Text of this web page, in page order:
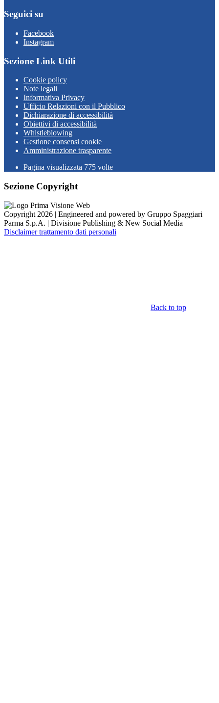
Seguici su
Facebook
Instagram
Sezione Link Utili
Cookie policy
Note legali
Informativa Privacy
Ufficio Relazioni con il Pubblico
Dichiarazione di accessibilità
Obiettivi di accessibilità
Whistleblowing
Gestione consensi cookie
Amministrazione trasparente
Pagina visualizzata 775 volte
Sezione Copyright
Copyright 2026 | Engineered and powered by Gruppo Spaggiari
Parma S.p.A. | Divisione Publishing & New Social Media
Disclaimer trattamento dati personali
Back to top